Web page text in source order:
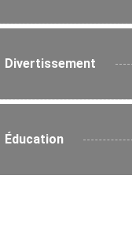
Divertissement
Éducation